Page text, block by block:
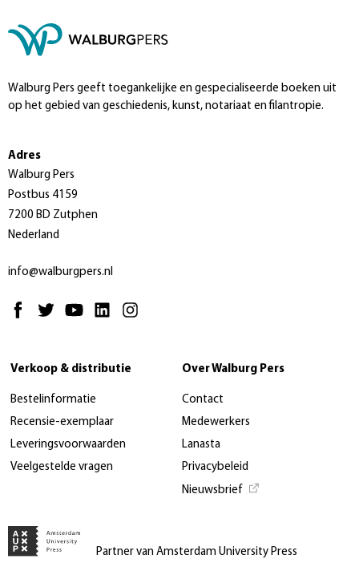
Walburg Pers geeft toegankelijke en gespecialiseerde boeken uit
op het gebied van geschiedenis, kunst, notariaat en filantropie.
Adres
Walburg Pers
Postbus 4159
7200 BD Zutphen
Nederland
info@walburgpers.nl
Verkoop & distributie
Bestelinformatie
Recensie-exemplaar
Leveringsvoorwaarden
Veelgestelde vragen
Over Walburg Pers
Contact
Medewerkers
Lanasta
Privacybeleid
Nieuwsbrief
Partner van Amsterdam University Press